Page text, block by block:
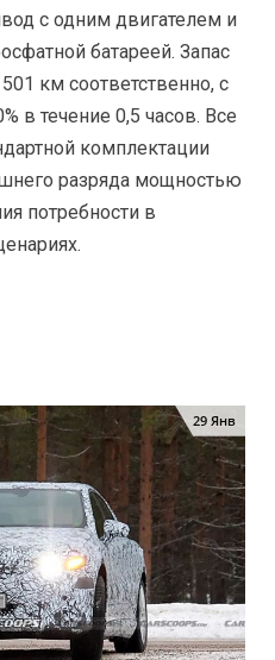
с одним двигателем и
батареей. Запас
км соответственно, с
в течение 0,5 часов. Все
комплектации
разряда мощностью
потребности в
29 Янв